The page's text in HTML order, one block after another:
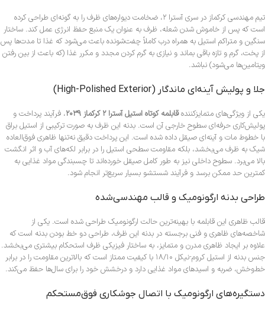
تیم مهندسی کرکماز در سری آسترا ۲، ضخامت دیواره‌های ظرف را به گونه‌ای طراحی کرده
است که پس از خاموش شدن شعله، ظرف به عنوان یک منبع حفظ انرژی عمل کند. ساختار
سنگین و متراکم استیل به همراه درب کاملاً چفت‌شونده باعث می‌شود که غذا تا مدت‌ها پس
از پخت، گرم و تازه باقی بماند و نیازی به گرم کردن مجدد و مکرر غذا (که باعث از بین رفتن
ویتامین‌ها می‌شود) نباشد.
جلا و پولیش آینه‌ای ماندگار (High-Polished Exterior)
یکی از ویژگی‌های متمایزکنندهقابلمه کوتاه استیل آسترا ۲ کرکماز ۲۰۳۹
، فرآیند پرداخت و
پولیش‌کاری حرفه‌ای سطوح خارجی آن است. بدنه این ظرف به صورت ترکیبی از استیل براق
با خطوط مات و آینه‌ای صیقل داده شده است. این پرداخت دقیق نه‌تنها ظاهری فوق‌العاده
شیک به ظرف می‌بخشد، بلکه مقاومت سطحی استیل را در برابر لکه‌های آب و اثر انگشت
بالا می‌برد. سطوح داخلی نیز به طور کامل صیقل خورده‌اند تا چسبندگی مواد غذایی به
کمترین حد ممکن برسد و فرآیند شستشو بسیار سریع‌تر انجام شود.
طراحی بدنه ارگونومیک و قالب مهندسی‌شده
قالب ظاهری این قابلمه با بهینه‌ترین حالت ارگونومیک طراحی شده است. یکی از
شاخصه‌های ظاهری و فنی برجسته در بدنه این ظرف، طراحی دو خط بودن بدنه است که
علاوه بر ایجاد ظاهری مدرن و متمایز، به ساختار فیزیکی ظرف استحکام بیشتری می‌بخشد.
جنس بدنه از استیل کروم-نیکل ۱۸/۱۰ با کیفیت ممتاز است که بالاترین مقاومت را در برابر
خط‌وخش، ضربه و اسیدهای مواد غذایی دارد و درخشش خود را برای سال‌ها حفظ می‌کند.
دستگیره‌های ارگونومیک با اتصال جوشکاری فوق‌مستحکم